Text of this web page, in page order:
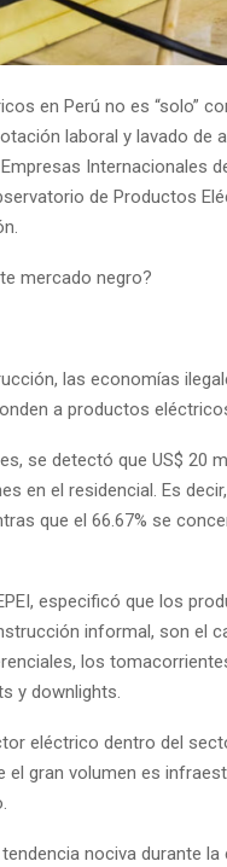
en Perú no es “solo”
laboral y lavado de
Internacionales
de Productos
mercado negro?
las economías
a productos
se detectó que US$ 20
en el residencial. Es
que el 66.67% se
especificó que los
informal, son el
los
y downlights.
eléctrico dentro del
el gran volumen es
nociva durante la